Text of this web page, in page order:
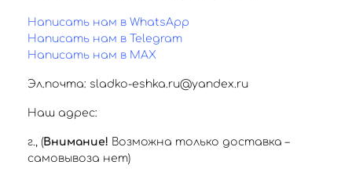
Написать нам в WhatsApp
Написать нам в Telegram
Написать нам в MAX
Эл.почта: sladko-eshka.ru@yandex.ru
Наш адрес:
г. , (Внимание! Возможна только доставка –
самовывоза нет)